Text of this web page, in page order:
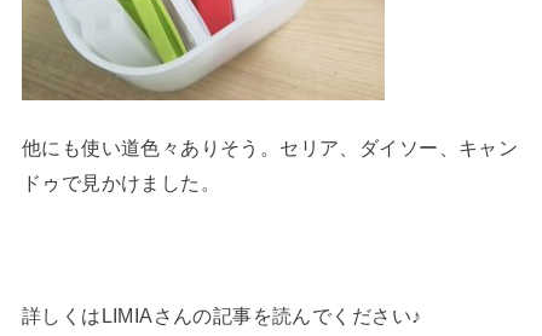
他にも使い道色々ありそう。セリア、ダイソー、キャン
ドゥで見かけました。
詳しくはLIMIAさんの記事を読んでください♪